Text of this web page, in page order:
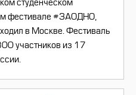
студенческом
фестивале #ЗАОДНО,
в Москве. Фестиваль
участников из 17